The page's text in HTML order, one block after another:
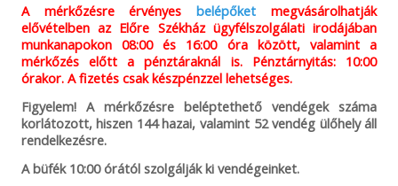
A mérkőzésre érvényesbelépőket megvásárolhatják
elővételben az Előre Székház ügyfélszolgálati irodájában
munkanapokon 08:00 és 16:00 óra között, valamint a
mérkőzés előtt a pénztáraknál is. Pénztárnyitás: 10:00
órakor. A fizetés csak készpénzzel lehetséges.
Figyelem! A mérkőzésre beléptethető vendégek száma
korlátozott, hiszen 144 hazai, valamint 52 vendég ülőhely áll
rendelkezésre.
A büfék 10:00 órától szolgálják ki vendégeinket.